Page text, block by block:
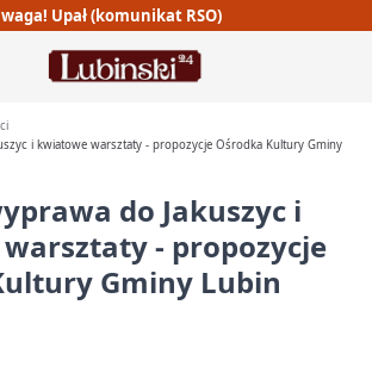
Upał (komunikat RSO)
i kwiatowe warsztaty - propozycje Ośrodka Kultury Gminy
do Jakuszyc i
- propozycje
Gminy Lubin